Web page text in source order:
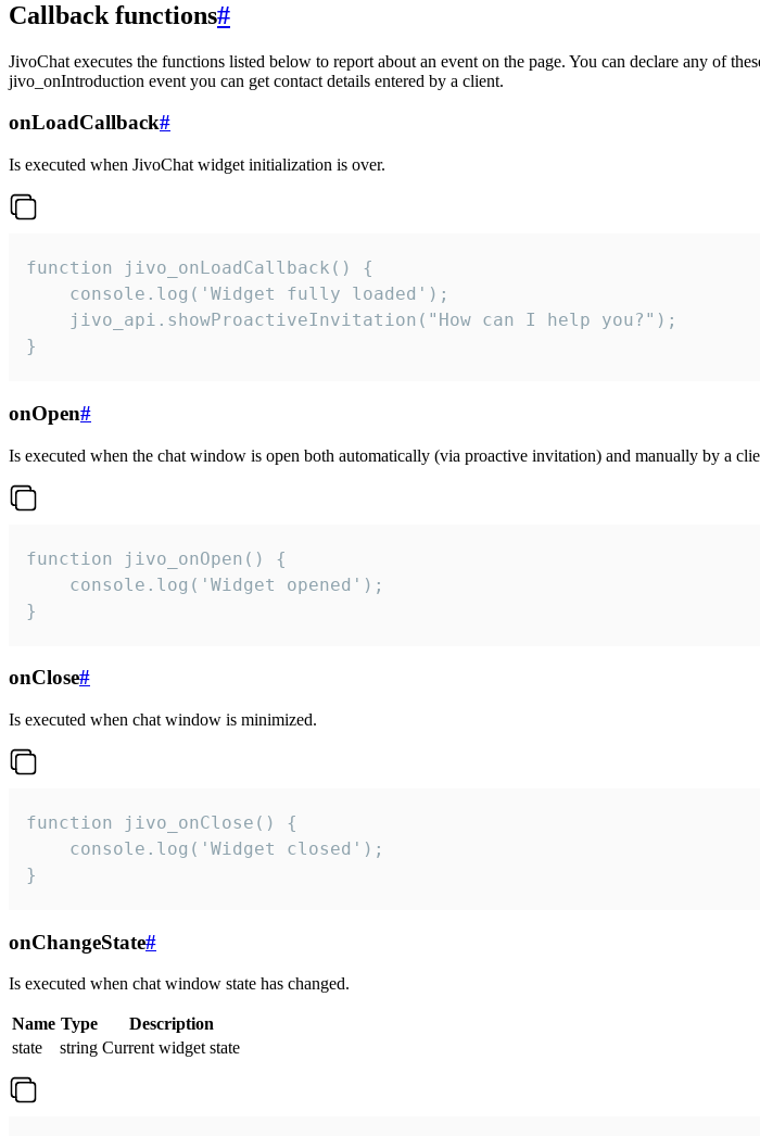
Callback functions#
JivoChat executes the functions listed below to report about an event on the page. You can declare any of
jivo_onIntroduction event you can get contact details entered by a client.
onLoadCallback#
Is executed when JivoChat widget initialization is over.
function jivo_onLoadCallback() {
    console.log('Widget fully loaded');
    jivo_api.showProactiveInvitation("How can I help you?");
}
onOpen#
Is executed when the chat window is open both automatically (via proactive invitation) and manually by a
function jivo_onOpen() {
    console.log('Widget opened');
}
onClose#
Is executed when chat window is minimized.
function jivo_onClose() {
    console.log('Widget closed');
}
onChangeState#
Is executed when chat window state has changed.
Name Type
Description
state
string Current widget state